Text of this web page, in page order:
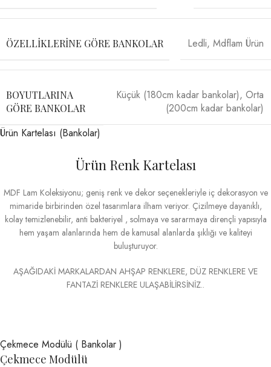
ÖZELLIKLERINE GÖRE BANKOLAR Ledli, Mdflam Ürün
BOYUTLARINA
GÖRE BANKOLAR
Küçük (180cm kadar bankolar), Orta
(200cm kadar bankolar)
Ürün Kartelası (Bankolar)
Ürün Renk Kartelası
MDF Lam Koleksiyonu; geniş renk ve dekor seçenekleriyle iç dekorasyon ve
mimaride birbirinden özel tasarımlara ilham veriyor. Çizilmeye dayanıklı,
kolay temizlenebilir, anti bakteriyel , solmaya ve sararmaya dirençli yapısıyla
hem yaşam alanlarında hem de kamusal alanlarda şıklığı ve kaliteyi
buluşturuyor.
AŞAĞIDAKİ MARKALARDAN AHŞAP RENKLERE, DÜZ RENKLERE VE
FANTAZİ RENKLERE ULAŞABİLİRSİNİZ..
Çekmece Modülü ( Bankolar )
Çekmece Modülü